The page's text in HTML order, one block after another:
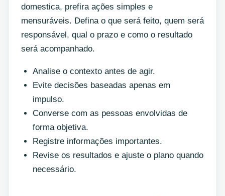
domestica, prefira ações simples e
mensuráveis. Defina o que será feito, quem será
responsável, qual o prazo e como o resultado
será acompanhado.
Analise o contexto antes de agir.
Evite decisões baseadas apenas em
impulso.
Converse com as pessoas envolvidas de
forma objetiva.
Registre informações importantes.
Revise os resultados e ajuste o plano quando
necessário.